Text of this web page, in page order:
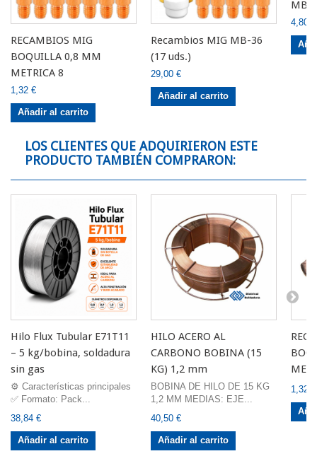
RECAMBIOS MIG
BOQUILLA 0,8 MM
METRICA 8
1,32 €
Añadir al carrito
Recambios MIG MB-36
(17 uds.)
29,00 €
Añadir al carrito
MB
4,80 €
LOS CLIENTES QUE ADQUIRIERON ESTE
PRODUCTO TAMBIÉN COMPRARON:
Hilo Flux Tubular E71T11
– 5 kg/bobina, soldadura
sin gas
⚙️ Características principales
✅ Formato: Pack...
38,84 €
Añadir al carrito
HILO ACERO AL
CARBONO BOBINA (15
KG) 1,2 mm
BOBINA DE HILO DE 15 KG
1,2 MM MEDIAS: EJE...
40,50 €
Añadir al carrito
1,32 €